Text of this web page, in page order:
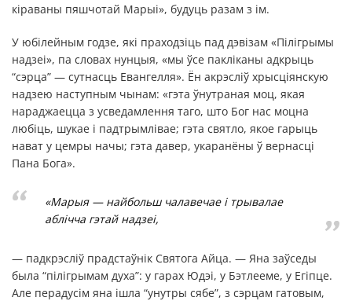
кіраваны пяшчотай Марыі», будуць разам з ім.
У юбілейным годзе, які праходзіць пад дэвізам «Пілігрымы
надзеі», па словах нунцыя, «мы ўсе пакліканы адкрыць
“сэрца” — сутнасць Евангелля». Ён акрэсліў хрысціянскую
надзею наступным чынам: «гэта ўнутраная моц, якая
нараджаецца з усведамлення таго, што Бог нас моцна
любіць, шукае і падтрымлівае; гэта святло, якое гарыць
нават у цемры начы; гэта давер, укаранёны ў вернасці
Пана Бога».
«Марыя — найбольш чалавечае і трывалае
аблічча гэтай надзеі,
— падкрэсліў прадстаўнік Святога Айца. — Яна заўседы
была “пілігрымам духа”: у гарах Юдэі, у Бэтлееме, у Егіпце.
Але перадусім яна ішла “унутры сябе”, з сэрцам гатовым,